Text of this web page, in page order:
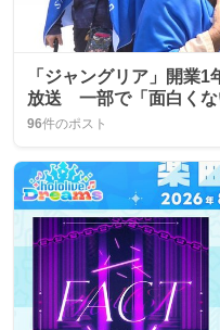
「ジャングリア」開業
放送 一部で「面白くな
語られる
96件のポスト